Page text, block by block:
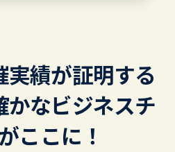
実績が証明する
なビジネスチ
ここに！